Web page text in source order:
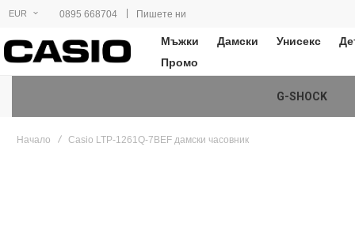
EUR 0895 668704 | Пишете ни
Мъжки Дамски Унисекс
Промо
G-SHOCK
Начало Casio LTP-1261Q-7BEF дамски часовник